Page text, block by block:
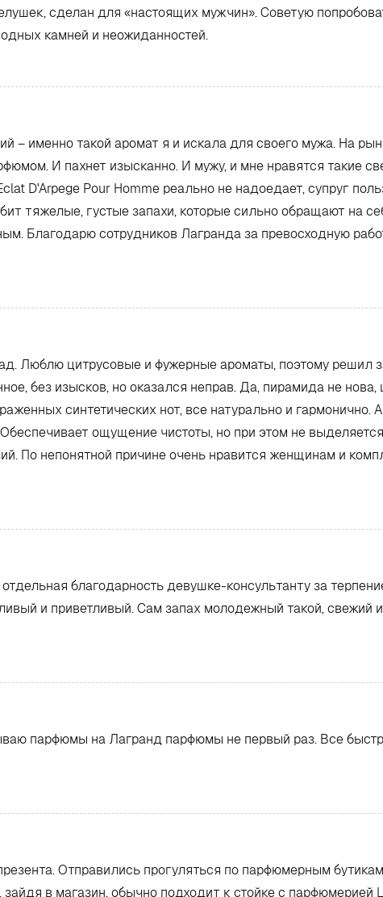
сделан для «настоящих мужчин». Советую
камней и неожиданностей.
– именно такой аромат я и искала для своего мужа. На
И пахнет изысканно. И мужу, и мне нравятся такие
D'Arpege Pour Homme реально не надоедает, супруг
тяжелые, густые запахи, которые сильно обращают на
Благодарю сотрудников Лагранда за превосходную
Люблю цитрусовые и фужерные ароматы, поэтому решил
без изысков, но оказался неправ. Да, пирамида не нова,
синтетических нот, все натурально и гармонично.
ощущение чистоты, но при этом не
По непонятной причине очень нравится женщинам и
благодарность девушке-консультанту за
и приветливый. Сам запах молодежный такой, свежий
парфюмы на Лагранд парфюмы не первый раз. Все
Отправились прогуляться по парфюмерным
зайдя в магазин, обычно подходит к стойке с парфюмерией